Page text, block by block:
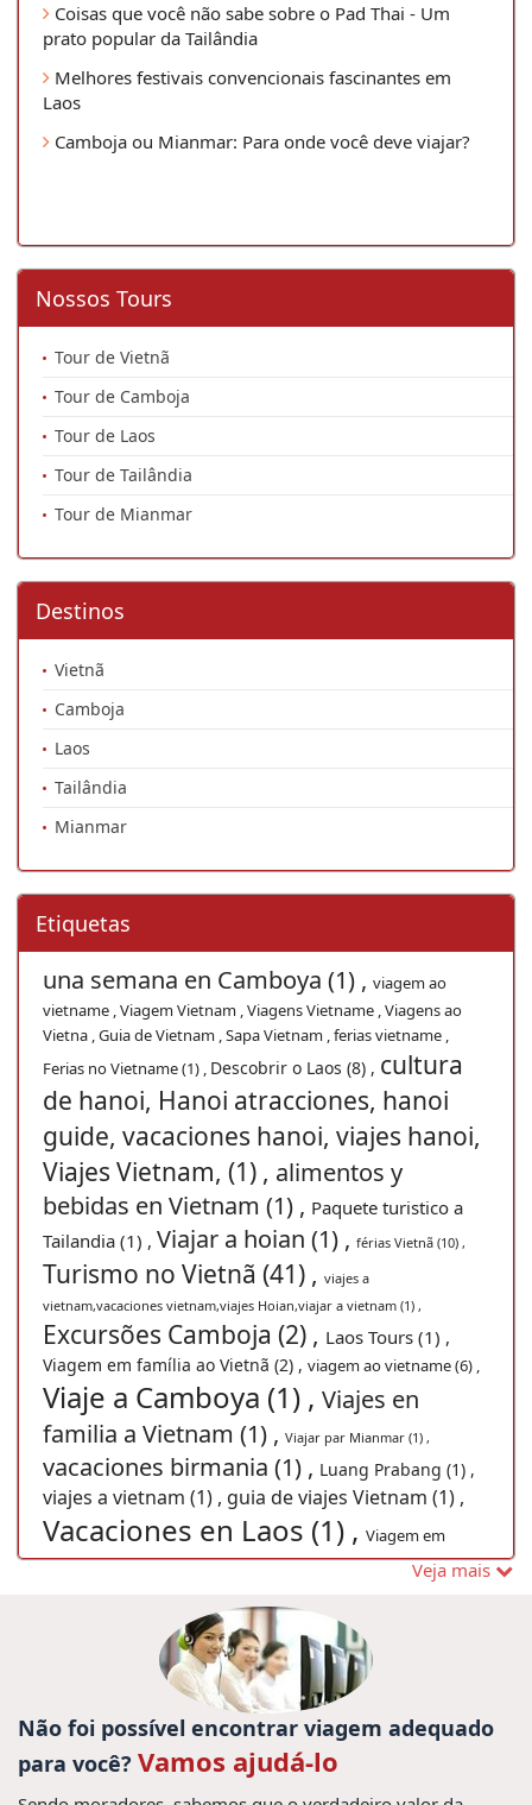
Coisas que você não sabe sobre o Pad Thai - Um
prato popular da Tailândia
Melhores festivais convencionais fascinantes em
Laos
Camboja ou Mianmar: Para onde você deve viajar?
Nossos Tours
Tour de Vietnã
Tour de Camboja
Tour de Laos
Tour de Tailândia
Tour de Mianmar
Destinos
Vietnã
Camboja
Laos
Tailândia
Mianmar
Etiquetas
una semana en Camboya (1) , viagem ao
vietname , Viagem Vietnam , Viagens Vietname , Viagens ao
Vietna , Guia de Vietnam , Sapa Vietnam , ferias vietname ,
Ferias no Vietname (1) , Descobrir o Laos (8) , cultura
de hanoi, Hanoi atracciones, hanoi
guide, vacaciones hanoi, viajes hanoi,
Viajes Vietnam, (1) , alimentos y
bebidas en Vietnam (1) , Paquete turistico a
Tailandia (1) , Viajar a hoian (1) , férias Vietnã (10) ,
Turismo no Vietnã (41) , viajes a
vietnam,vacaciones vietnam,viajes Hoian,viajar a vietnam (1) ,
Excursões Camboja (2) , Laos Tours (1) ,
Viagem em família ao Vietnã (2) , viagem ao vietname (6) ,
Viaje a Camboya (1) , Viajes en
familia a Vietnam (1) , Viajar par Mianmar (1) ,
vacaciones birmania (1) , Luang Prabang (1) ,
viajes a vietnam (1) , guia de viajes Vietnam (1) ,
Vacaciones en Laos (1) , Viagem em
viagem Mianmar (1) ,
Descubrir Tailandia (1) ,
vietname (5) ,Viaje a Vietnam Viajes a Vietnam
Fórmula Uno (1) ,Vacaciones en Tailandia (1) ,
viagem Tailândia, viajar Tailândia, férias Tailândia, visitar Tailândia, guia
Tailândia (2) ,Trajes tradicionais vietname (1) ,
Pacote de viagem para Tailândia (2) ,
Excurcões no Vietnã (7) ,Viajar ao Vietnã
Veja mais
Não foi possível encontrar viagem adequado
para você? Vamos ajudá-lo